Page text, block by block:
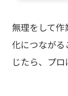
無理をして
化につなが
じたら、プロ